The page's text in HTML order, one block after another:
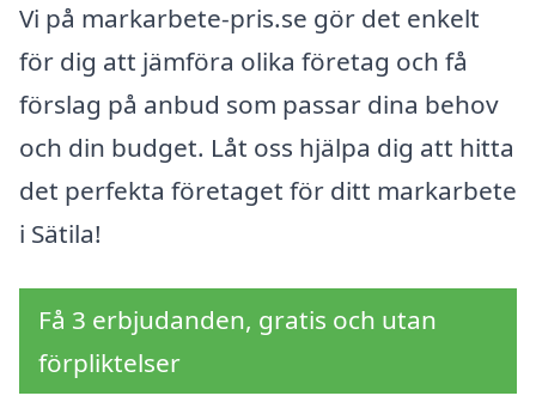
Vi på markarbete-pris.se gör det enkelt
för dig att jämföra olika företag och få
förslag på anbud som passar dina behov
och din budget. Låt oss hjälpa dig att hitta
det perfekta företaget för ditt markarbete
i Sätila!
Få 3 erbjudanden, gratis och utan
förpliktelser